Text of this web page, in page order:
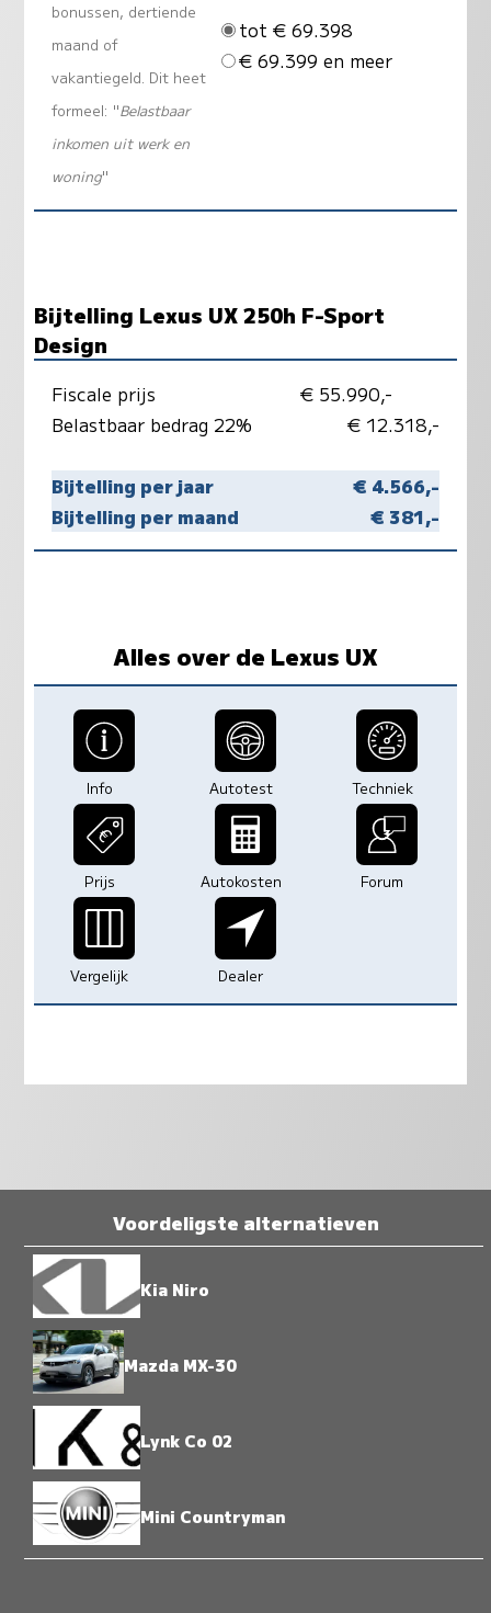
bonussen, dertiende
maand of
vakantiegeld. Dit heet
formeel: "Belastbaar
inkomen uit werk en
woning"
tot € 69.398
€ 69.399 en meer
Bijtelling Lexus UX 250h F-Sport
Design
Fiscale prijs
€ 55.990,-
Belastbaar bedrag 22%
€ 12.318,-
Bijtelling per jaar
€ 4.566,-
Bijtelling per maand
€ 381,-
Alles over de Lexus UX
Info Autotest Techniek
Prijs Autokosten Forum
Vergelijk Dealer
Voordeligste alternatieven
Kia Niro
Mazda MX-30
Lynk Co 02
Mini Countryman